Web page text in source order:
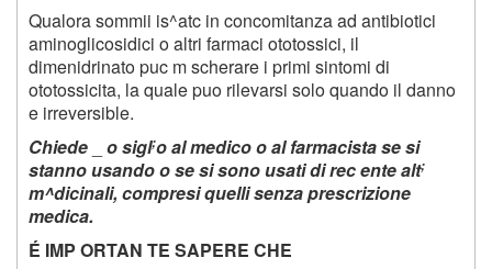
Qualora sommii is^atc in concomitanza ad antibiotici
aminoglicosidici o altri farmaci ototossici, il
dimenidrinato puc m scherare i primi sintomi di
ototossicita, la quale puo rilevarsi solo quando il danno
e irreversible.
Chiede
o sigl;o al medico o al farmacista se si
stanno usando o se si sono usati di rec ente alt;
m^dicinali, compresi quelli senza prescrizione
medica.
É IMP ORTAN TE SAPERE CHE